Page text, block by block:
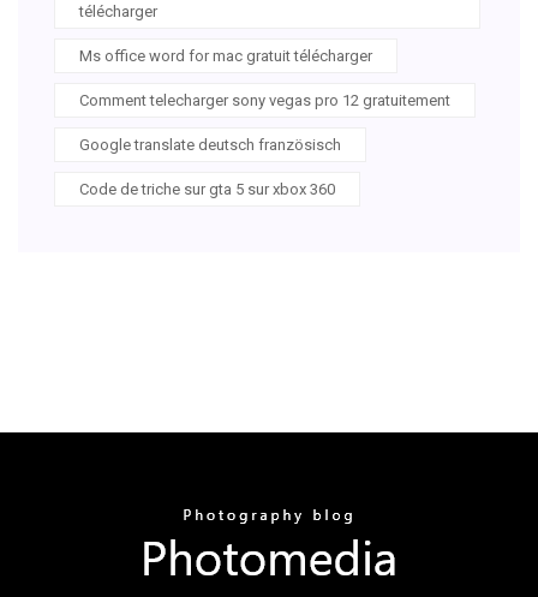
télécharger
Ms office word for mac gratuit télécharger
Comment telecharger sony vegas pro 12 gratuitement
Google translate deutsch französisch
Code de triche sur gta 5 sur xbox 360